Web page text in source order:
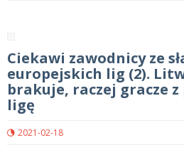
Ciekawi zawodnicy ze
europejskich lig (2).
brakuje, raczej gracze z
ligę
2021-02-18